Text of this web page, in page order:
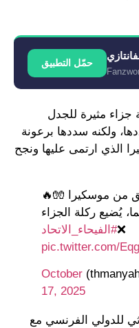
حمّل التطبيق
ركلة جزاء مثيرة للجدل
ولكنه سددها برعونة
الذي ارتمى عليها ونجح
من موسكيرا 🧤🔥
يُضيع ركلة الجزاء
❌#الفيحاء_الاتحاد
pic.twitter.com/
October
17, 2025
للدولي الفرنسي مع